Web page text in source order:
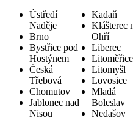
Ústředí
Naděje
Brno
Bystřice pod
Hostýnem
Česká
Třebová
Chomutov
Jablonec nad
Nisou
Kadaň
Klášterec
Ohří
Liberec
Litoměřice
Litomyšl
Lovosice
Mladá
Boleslav
Nedašov